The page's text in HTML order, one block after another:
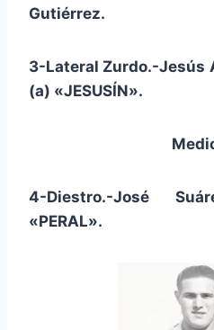
Gutiérrez.
3-Lateral Zurdo.-Jesús
(a) «JESUSÍN».
4-Diestro.-José
«PERAL».